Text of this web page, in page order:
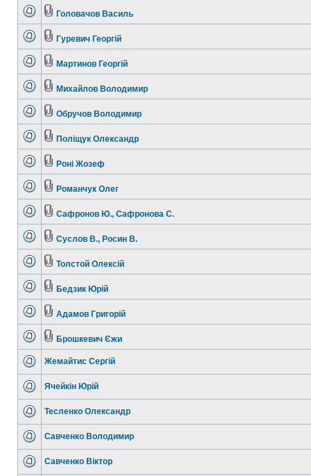
Головачов Василь
Гуревич Георгій
Мартинов Георгій
Михайлов Володимир
Обручов Володимир
Поліщук Олександр
Роні Жозеф
Романчук Олег
Сафронов Ю., Сафронова С.
Суслов В., Росин В.
Толстой Олексій
Бедзик Юрій
Адамов Григорій
Брошкевич Єжи
Жемайтис Сергій
Ячейкін Юрій
Тесленко Олександр
Савченко Володимир
Савченко Віктор